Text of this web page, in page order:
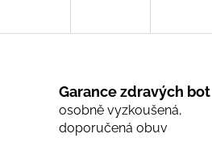
Garance zdravých bot
osobně vyzkoušená,
doporučená obuv